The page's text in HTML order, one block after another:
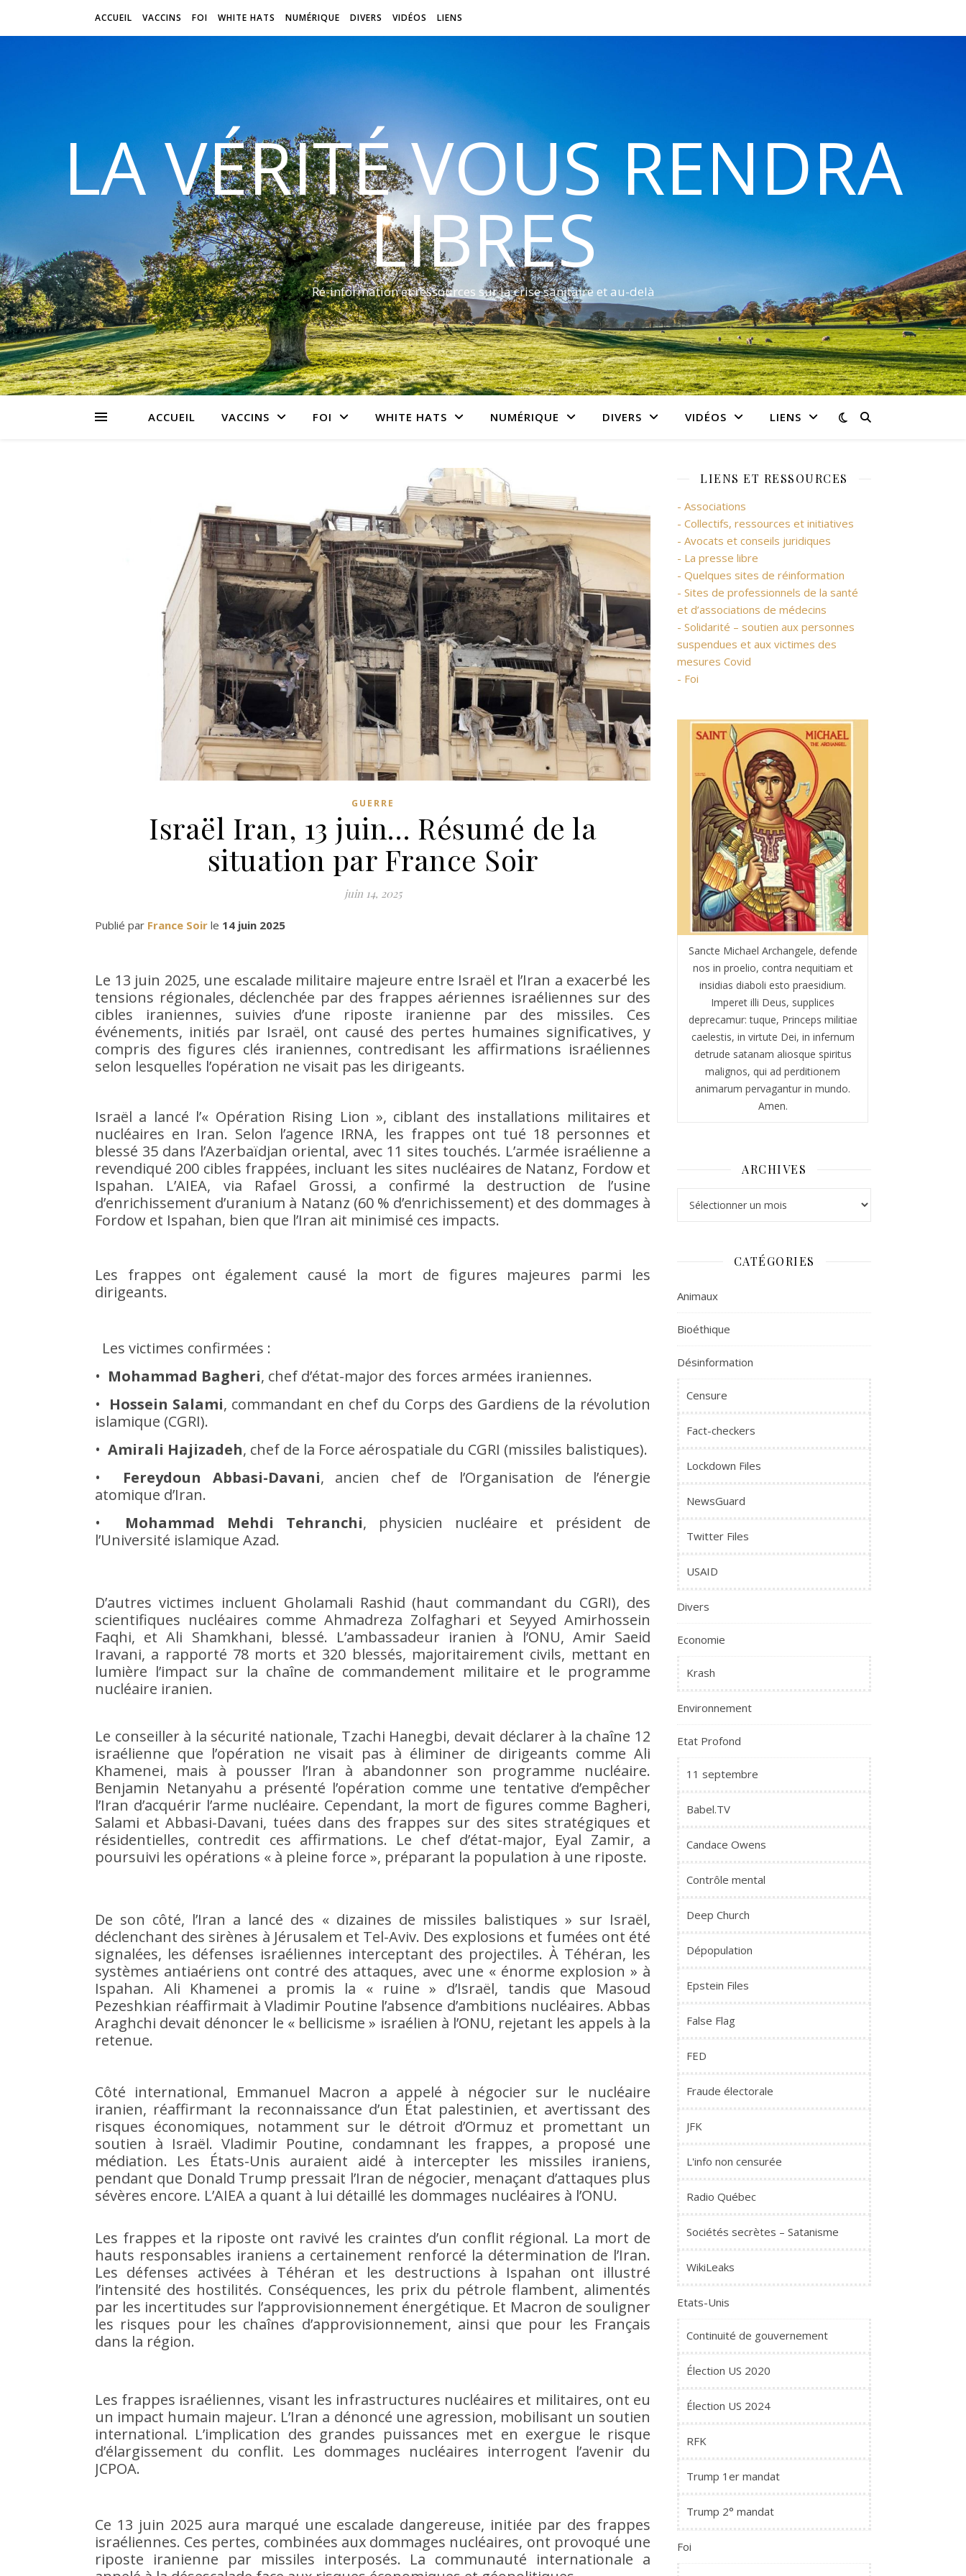
ACCUEIL VACCINS FOI WHITE HATS NUMÉRIQUE DIVERS VIDÉOS LIENS
LA VÉRITÉ VOUS RENDRA
LIBRES
Ré-information et ressources sur la crise sanitaire et au-delà
ACCUEIL VACCINS FOI WHITE HATS NUMÉRIQUE DIVERS VIDÉOS LIENS
GUERRE
Israël Iran, 13 juin… Résumé de la
situation par France Soir
juin 14, 2025
Publié par France Soir le 14 juin 2025
Le 13 juin 2025, une escalade militaire majeure entre Israël et l’Iran a exacerbé les
tensions régionales, déclenchée par des frappes aériennes israéliennes sur des
cibles iraniennes, suivies d’une riposte iranienne par des missiles. Ces
événements, initiés par Israël, ont causé des pertes humaines significatives, y
compris des figures clés iraniennes, contredisant les affirmations israéliennes
selon lesquelles l’opération ne visait pas les dirigeants.
Israël a lancé l’« Opération Rising Lion », ciblant des installations militaires et
nucléaires en Iran. Selon l’agence IRNA, les frappes ont tué 18 personnes et
blessé 35 dans l’Azerbaïdjan oriental, avec 11 sites touchés. L’armée israélienne a
revendiqué 200 cibles frappées, incluant les sites nucléaires de Natanz, Fordow et
Ispahan. L’AIEA, via Rafael Grossi, a confirmé la destruction de l’usine
d’enrichissement d’uranium à Natanz (60 % d’enrichissement) et des dommages à
Fordow et Ispahan, bien que l’Iran ait minimisé ces impacts.
Les frappes ont également causé la mort de figures majeures parmi les
dirigeants.
Les victimes confirmées :
• Mohammad Bagheri, chef d’état-major des forces armées iraniennes.
• Hossein Salami, commandant en chef du Corps des Gardiens de la révolution
islamique (CGRI).
• Amirali Hajizadeh, chef de la Force aérospatiale du CGRI (missiles balistiques).
• Fereydoun Abbasi-Davani, ancien chef de l’Organisation de l’énergie
atomique d’Iran.
• Mohammad Mehdi Tehranchi, physicien nucléaire et président de
l’Université islamique Azad.
D’autres victimes incluent Gholamali Rashid (haut commandant du CGRI), des
scientifiques nucléaires comme Ahmadreza Zolfaghari et Seyyed Amirhossein
Faqhi, et Ali Shamkhani, blessé. L’ambassadeur iranien à l’ONU, Amir Saeid
Iravani, a rapporté 78 morts et 320 blessés, majoritairement civils, mettant en
lumière l’impact sur la chaîne de commandement militaire et le programme
nucléaire iranien.
Le conseiller à la sécurité nationale, Tzachi Hanegbi, devait déclarer à la chaîne 12
israélienne que l’opération ne visait pas à éliminer de dirigeants comme Ali
Khamenei, mais à pousser l’Iran à abandonner son programme nucléaire.
Benjamin Netanyahu a présenté l’opération comme une tentative d’empêcher
l’Iran d’acquérir l’arme nucléaire. Cependant, la mort de figures comme Bagheri,
Salami et Abbasi-Davani, tuées dans des frappes sur des sites stratégiques et
résidentielles, contredit ces affirmations. Le chef d’état-major, Eyal Zamir, a
poursuivi les opérations « à pleine force », préparant la population à une riposte.
De son côté, l’Iran a lancé des « dizaines de missiles balistiques » sur Israël,
déclenchant des sirènes à Jérusalem et Tel-Aviv. Des explosions et fumées ont été
signalées, les défenses israéliennes interceptant des projectiles. À Téhéran, les
systèmes antiaériens ont contré des attaques, avec une « énorme explosion » à
Ispahan. Ali Khamenei a promis la « ruine » d’Israël, tandis que Masoud
Pezeshkian réaffirmait à Vladimir Poutine l’absence d’ambitions nucléaires. Abbas
Araghchi devait dénoncer le « bellicisme » israélien à l’ONU, rejetant les appels à la
retenue.
Côté international, Emmanuel Macron a appelé à négocier sur le nucléaire
iranien, réaffirmant la reconnaissance d’un État palestinien, et avertissant des
risques économiques, notamment sur le détroit d’Ormuz et promettant un
soutien à Israël. Vladimir Poutine, condamnant les frappes, a proposé une
médiation. Les États-Unis auraient aidé à intercepter les missiles iraniens,
pendant que Donald Trump pressait l’Iran de négocier, menaçant d’attaques plus
sévères encore. L’AIEA a quant à lui détaillé les dommages nucléaires à l’ONU.
Les frappes et la riposte ont ravivé les craintes d’un conflit régional. La mort de
hauts responsables iraniens a certainement renforcé la détermination de l’Iran.
Les défenses activées à Téhéran et les destructions à Ispahan ont illustré
l’intensité des hostilités. Conséquences, les prix du pétrole flambent, alimentés
par les incertitudes sur l’approvisionnement énergétique. Et Macron de souligner
les risques pour les chaînes d’approvisionnement, ainsi que pour les Français
dans la région.
Les frappes israéliennes, visant les infrastructures nucléaires et militaires, ont eu
un impact humain majeur. L’Iran a dénoncé une agression, mobilisant un soutien
international. L’implication des grandes puissances met en exergue le risque
d’élargissement du conflit. Les dommages nucléaires interrogent l’avenir du
JCPOA.
Ce 13 juin 2025 aura marqué une escalade dangereuse, initiée par des frappes
israéliennes. Ces pertes, combinées aux dommages nucléaires, ont provoqué une
riposte iranienne par missiles interposés. La communauté internationale a
LIENS ET RESSOURCES
- Associations
- Collectifs, ressources et initiatives
- Avocats et conseils juridiques
- La presse libre
- Quelques sites de réinformation
- Sites de professionnels de la santé
et d’associations de médecins
- Solidarité – soutien aux personnes
suspendues et aux victimes des
mesures Covid
- Foi
Sancte Michael Archangele, defende
nos in proelio, contra nequitiam et
insidias diaboli esto praesidium.
Imperet illi Deus, supplices
deprecamur: tuque, Princeps militiae
caelestis, in virtute Dei, in infernum
detrude satanam aliosque spiritus
malignos, qui ad perditionem
animarum pervagantur in mundo.
Amen.
ARCHIVES
CATÉGORIES
Animaux
Bioéthique
Désinformation
Censure
Fact-checkers
Lockdown Files
NewsGuard
Twitter Files
USAID
Divers
Economie
Krash
Environnement
Etat Profond
11 septembre
Babel.TV
Candace Owens
Contrôle mental
Deep Church
Dépopulation
Epstein Files
False Flag
FED
Fraude électorale
JFK
L'info non censurée
Radio Québec
Sociétés secrètes – Satanisme
WikiLeaks
Etats-Unis
Continuité de gouvernement
Élection US 2020
Élection US 2024
RFK
Trump 1er mandat
Trump 2° mandat
Foi